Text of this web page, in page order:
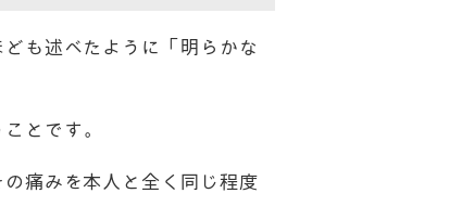
も述べたように「明らかな
とです。
痛みを本人と全く同じ程度